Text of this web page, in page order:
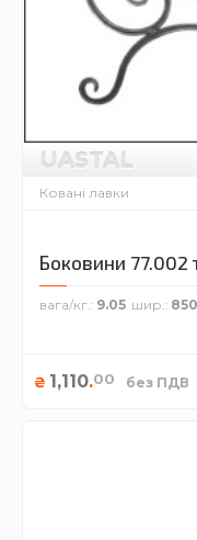
UASTAL
Ковані лавки
Боковини 77.002
вага/кг. 9.05 шир. 850
₴ 1,110.00 без ПДВ